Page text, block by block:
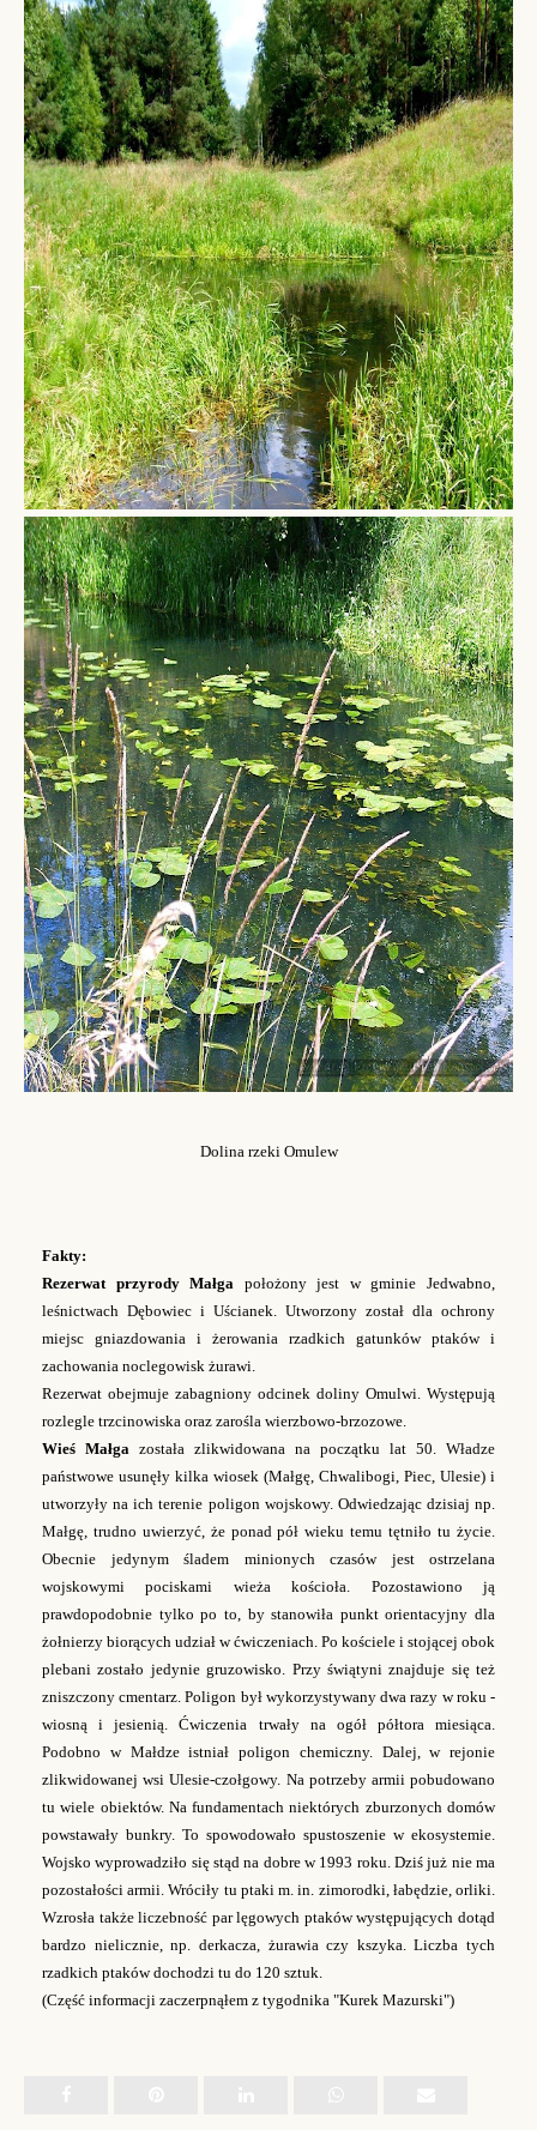
Dolina rzeki Omulew
Fakty:
Rezerwat przyrody Małga położony jest w gminie Jedwabno,
leśnictwach Dębowiec i Uścianek. Utworzony został dla ochrony
miejsc gniazdowania i żerowania rzadkich gatunków ptaków i
zachowania noclegowisk żurawi.
Rezerwat obejmuje zabagniony odcinek doliny Omulwi. Występują
rozlegle trzcinowiska oraz zarośla wierzbowo-brzozowe.
Wieś Małga została zlikwidowana na początku lat 50. Władze
państwowe usunęły kilka wiosek (Małgę, Chwalibogi, Piec, Ulesie) i
utworzyły na ich terenie poligon wojskowy. Odwiedzając dzisiaj np.
Małgę, trudno uwierzyć, że ponad pół wieku temu tętniło tu życie.
Obecnie jedynym śladem minionych czasów jest ostrzelana
wojskowymi pociskami wieża kościoła. Pozostawiono ją
prawdopodobnie tylko po to, by stanowiła punkt orientacyjny dla
żołnierzy biorących udział w ćwiczeniach. Po kościele i stojącej obok
plebani zostało jedynie gruzowisko. Przy świątyni znajduje się też
zniszczony cmentarz. Poligon był wykorzystywany dwa razy w roku -
wiosną i jesienią. Ćwiczenia trwały na ogół półtora miesiąca.
Podobno w Małdze istniał poligon chemiczny. Dalej, w rejonie
zlikwidowanej wsi Ulesie-czołgowy. Na potrzeby armii pobudowano
tu wiele obiektów. Na fundamentach niektórych zburzonych domów
powstawały bunkry. To spowodowało spustoszenie w ekosystemie.
Wojsko wyprowadziło się stąd na dobre w 1993 roku. Dziś już nie ma
pozostałości armii. Wróciły tu ptaki m. in. zimorodki, łabędzie, orliki.
Wzrosła także liczebność par lęgowych ptaków występujących dotąd
bardzo nielicznie, np. derkacza, żurawia czy kszyka. Liczba tych
rzadkich ptaków dochodzi tu do 120 sztuk.
(Część informacji zaczerpnąłem z tygodnika "Kurek Mazurski")